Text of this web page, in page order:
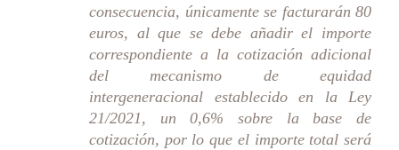
consecuencia, únicamente se facturarán 80
euros, al que se debe añadir el importe
correspondiente a la cotización adicional
del mecanismo de equidad
intergeneracional establecido en la Ley
21/2021, un 0,6% sobre la base de
cotización, por lo que el importe total será